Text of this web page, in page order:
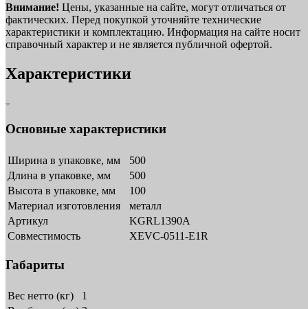
Внимание! Цены, указанные на сайте, могут отличаться от
фактических. Перед покупкой уточняйте технические
характеристики и комплектацию. Информация на сайте носит
справочный характер и не является публичной офертой.
Характеристики
Основные характеристики
Ширина в упаковке, мм
500
Длина в упаковке, мм
500
Высота в упаковке, мм
100
Материал изготовления
металл
Артикул
KGRL1390A
Совместимость
XEVC-0511-E1R
Габариты
Вес нетто (кг)
1